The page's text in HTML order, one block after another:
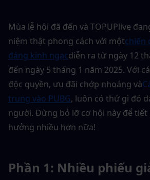
Mùa lễ hội đã đến và TOPUPlive
niệm thật phong cách với mộtchiến
đáng kinh ngạcdiễn ra từ ngày 12
đến ngày 5 tháng 1 năm 2025. Với
độc quyền, ưu đãi chớp nhoáng và
trung vào PUBG, luôn có thứ gì đó
người. Đừng bỏ lỡ cơ hội này để tiết
hưởng nhiều hơn nữa!
Phần 1: Nhiều phiếu